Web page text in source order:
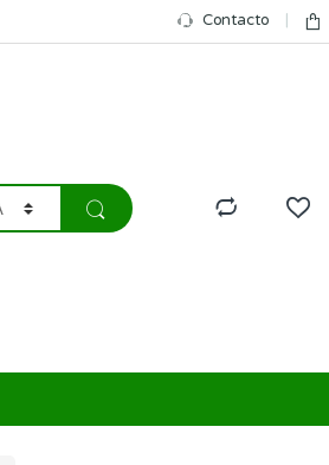
Contacto